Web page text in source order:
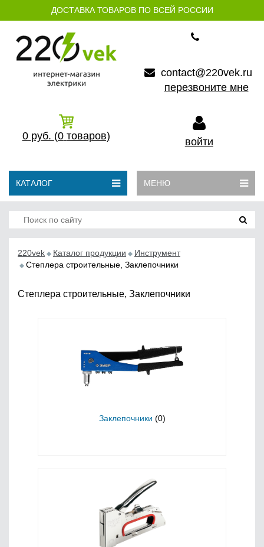
ДОСТАВКА ТОВАРОВ ПО ВСЕЙ РОССИИ
contact@220vek.ru
перезвоните мне
0 руб. (0 товаров) войти
КАТАЛОГ МЕНЮ
220vek Каталог продукции
Инструмент
Степлера строительные, Заклепочники
Степлера строительные, Заклепочники
Заклепочники (0)